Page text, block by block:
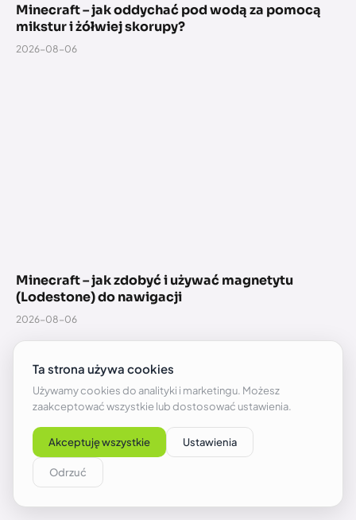
Minecraft – jak oddychać pod wodą za pomocą
mikstur i żółwiej skorupy?
2026-08-06
Minecraft – jak zdobyć i używać magnetytu
(Lodestone) do nawigacji
2026-08-06